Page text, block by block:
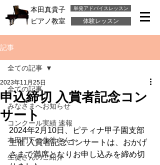
単発アドバイスレッスン
本田真貴子
ピアノ教室
体験レッスン
記事
全ての記事
みなさまへお知らせ
コンクール実績 速報
本田門下の生徒さんへ
生徒さんのご紹介
全ての記事
申込締切 入賞者記念コン
サート
2023年11月25日
2024年2月10日、ピティナ甲子園支部
主催 入賞者記念コンサートは、おかげ
さまで満席となりお申し込みを締め切